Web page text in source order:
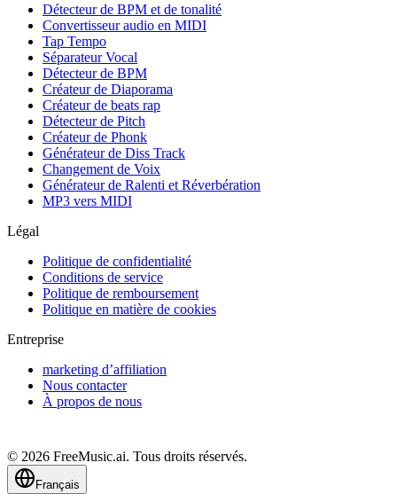
Détecteur de BPM et de tonalité
Convertisseur audio en MIDI
Tap Tempo
Séparateur Vocal
Détecteur de BPM
Créateur de Diaporama
Créateur de beats rap
Détecteur de Pitch
Créateur de Phonk
Générateur de Diss Track
Changement de Voix
Générateur de Ralenti et Réverbération
MP3 vers MIDI
Légal
Politique de confidentialité
Conditions de service
Politique de remboursement
Politique en matière de cookies
Entreprise
marketing d’affiliation
Nous contacter
À propos de nous
© 2026 FreeMusic.ai. Tous droits réservés.
Français